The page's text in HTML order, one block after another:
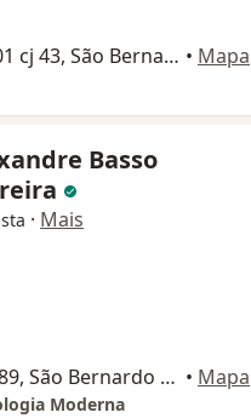
Rua Arthur Corradi,101 cj 43, São Bernardo do Campo • Mapa
Basso
· Mais
Rua Francisco Alves 489, São Bernardo do Campo • Mapa
Moderna